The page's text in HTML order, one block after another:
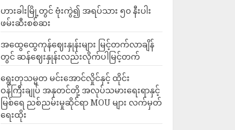
ဟားခါးမြို့တွင် ဗုံးကွဲ၍ အရပ်သား ၅၀ နီးပါး
ဖမ်းဆီးစစ်ဆး
အထွေထွေကုန်ဈေးနှုန်းများ မြင့်တက်လာချိန်
တွင် ဆန်ဈေးနှုန်းလည်းလိုက်ပါမြင့်တက်
ရွေးတုသမ္မတ မင်းအောင်လှိုင်နှင့် ထိုင်း
ဝန်ကြီးချုပ် အနုတင်တို့ အလုပ်သမားရေးရာနှင့်
မြစ်ရေ ညစ်ညမ်းမှုဆိုင်ရာ MOU များ လက်မှတ်
ရေးထိုး